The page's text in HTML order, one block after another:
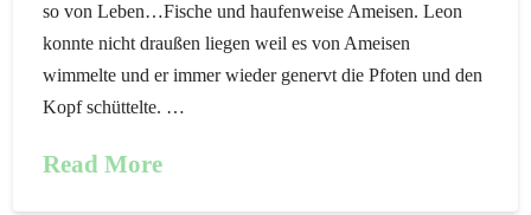
so von Leben…Fische und haufenweise Ameisen. Leon
konnte nicht draußen liegen weil es von Ameisen
wimmelte und er immer wieder genervt die Pfoten und den
Kopf schüttelte. …
Read More